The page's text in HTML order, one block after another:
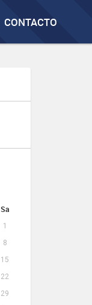
CONTACTO
Sa
1
8
15
22
29